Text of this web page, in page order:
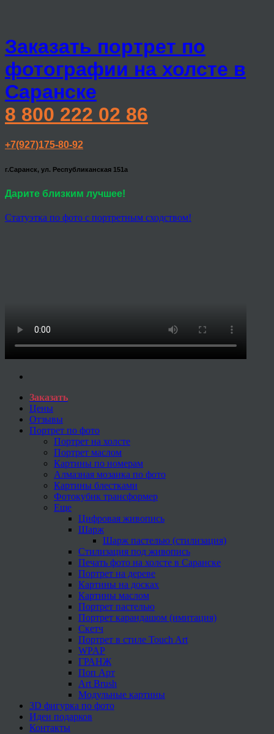
Заказать портрет по
фотографии на холсте в
Саранске
8 800 222 02 86
+7(927)175-80-92
г.Саранск, ул. Республиканская 151а
Дарите близким лучшее!
Статуэтка по фото с портретным сходством!
Заказать
Цены
Отзывы
Портрет по фото
Портрет на холсте
Портрет маслом
Картины по номерам
Алмазная мозаика по фото
Картины блестками
Фотокубик трансформер
Еще
Цифровая живопись
Шарж
Шарж пастелью (стилизация)
Стилизация под живопись
Печать фото на холсте в Саранске
Портрет на дереве
Картины на досках
Картины маслом
Портрет пастелью
Портрет карандашом (имитация)
Скетч
Портрет в стиле Touch Art
WPAP
ГРАНЖ
Поп Арт
Art Brush
Модульные картины
3D фигурка по фото
Идеи подарков
Контакты